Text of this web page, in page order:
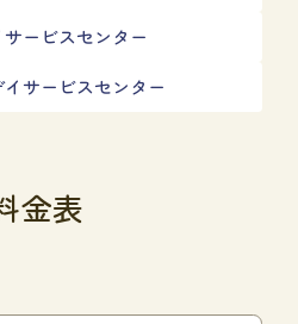
ービスセンター
サービスセンター
金表